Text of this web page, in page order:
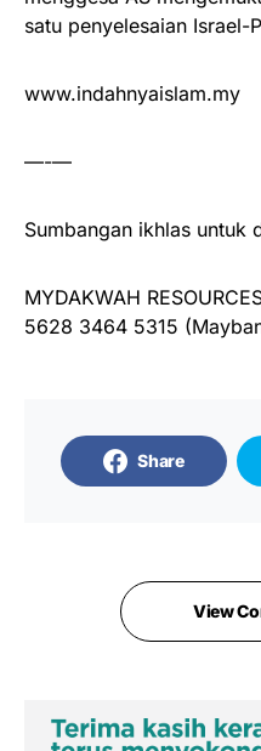
satu penyelesaian Israel-
www.indahnyaislam.my
—-—
Sumbangan ikhlas untuk
MYDAKWAH
5628 3464 5315
Share
View